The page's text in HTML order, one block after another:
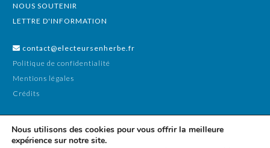
NOUS SOUTENIR
LETTRE D'INFORMATION
contact@electeursenherbe.fr
Politique de confidentialité
Mentions légales
Crédits
Nous utilisons des cookies pour vous offrir la meilleure
expérience sur notre site.